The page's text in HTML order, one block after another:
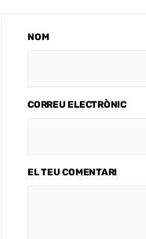
NOM
CORREU ELECTRÒNIC
EL TEU COMENTARI